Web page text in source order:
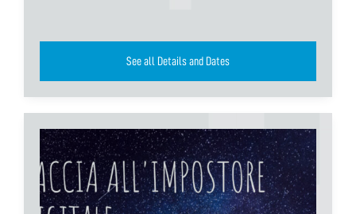
See all Details and Dates